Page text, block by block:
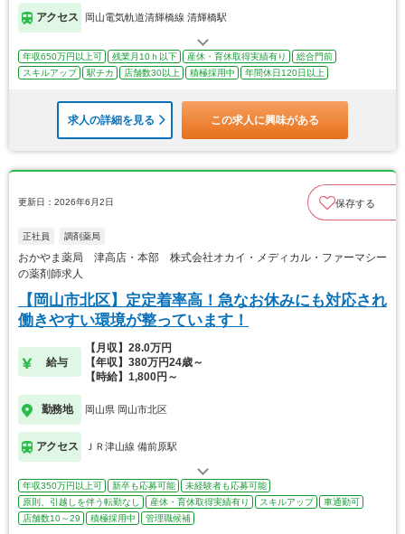
アクセス 岡山電気軌道清輝橋線 清輝橋駅
年収650万円以上可 残業月10ｈ以下 産休・育休取得実績有り
総合門前
スキルアップ
駅チカ 店舗数30以上 積極採用中 年間休日120日以上
求人の詳細を見る この求人に興味がある
更新日：2026年6月2日 保存する
正社員 調剤薬局
おかやま薬局 津高店・本部 株式会社オカイ・メディカル・ファーマシー
の薬剤師求人
【岡山市北区】定定着率高！急なお休みにも対応され
働きやすい環境が整っています！
給与
【月収】28.0万円
【年収】380万円24歳～
【時給】1,800円～
勤務地 岡山県 岡山市北区
アクセス ＪＲ津山線 備前原駅
年収350万円以上可 新卒も応募可能
未経験者も応募可能
原則、引越しを伴う転勤なし
産休・育休取得実績有り スキルアップ
車通勤可
店舗数10～29
積極採用中 管理職候補